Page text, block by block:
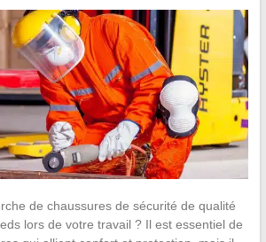
de chaussures de sécurité de qualité
lors de votre travail ? Il est essentiel de